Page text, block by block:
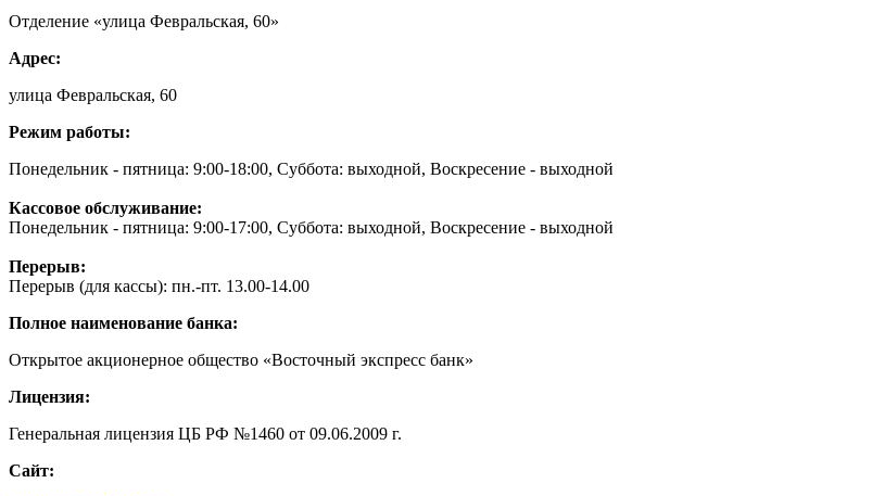
Отделение «улица Февральская, 60»
Адрес:
улица Февральская, 60
Режим работы:
Понедельник - пятница: 9:00-18:00, Суббота: выходной, Воскресение - выходной
Кассовое обслуживание:
Понедельник - пятница: 9:00-17:00, Суббота: выходной, Воскресение - выходной
Перерыв:
Перерыв (для кассы): пн.-пт. 13.00-14.00
Полное наименование банка:
Открытое акционерное общество «Восточный экспресс банк»
Лицензия:
Генеральная лицензия ЦБ РФ №1460 от 09.06.2009 г.
Сайт: